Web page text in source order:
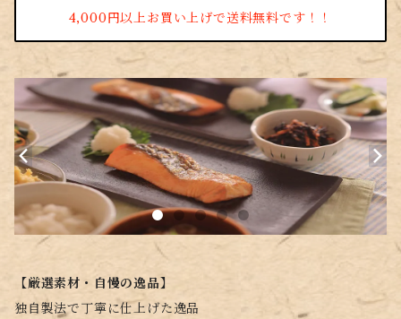
4,000円以上お買い上げで送料無料です！！
【厳選素材・自慢の逸品】
独自製法で丁寧に仕上げた逸品